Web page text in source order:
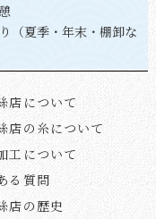
（夏季・年末・棚卸な
店について
店の糸について
工について
る質問
店の歴史